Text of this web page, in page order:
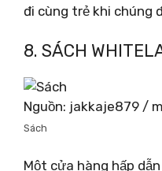
đi cùng trẻ khi chúng
8. SÁCH
Nguồn: jakkaje879 /
Sách
Một cửa hàng hấp